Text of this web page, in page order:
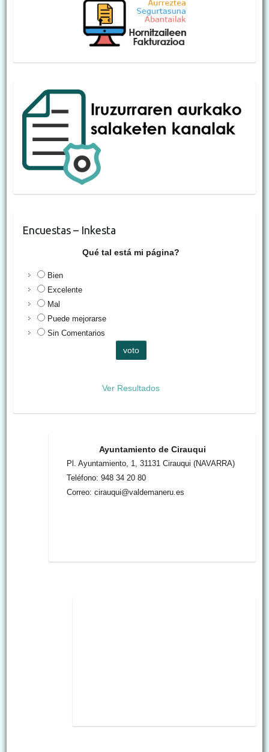
Encuestas – Inkesta
Qué tal está mi página?
Bien
Excelente
Mal
Puede mejorarse
Sin Comentarios
Ver Resultados
Ayuntamiento de Cirauqui
Pl. Ayuntamiento, 1, 31131 Cirauqui (NAVARRA)
Teléfono: 948 34 20 80
Correo: cirauqui@valdemaneru.es